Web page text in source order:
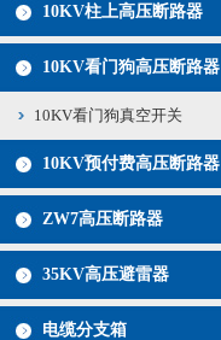
10KV柱上高压断路器
10KV看门狗高压断路器
10KV看门狗真空开关
10KV预付费高压断路器
ZW7高压断路器
35KV高压避雷器
电缆分支箱